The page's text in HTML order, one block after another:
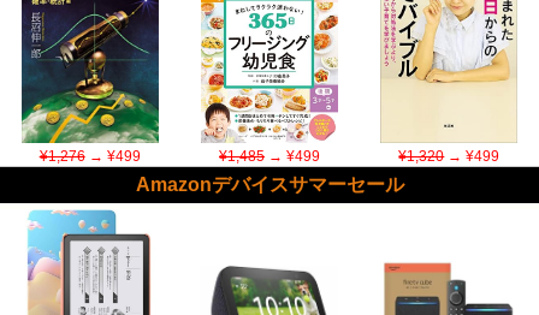
¥1,276→ ¥499 ¥1,485→ ¥499 ¥1,320→ ¥499
Amazonデバイスサマーセール